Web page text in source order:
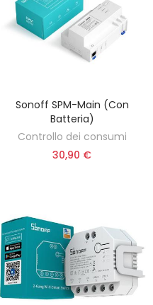
AGGIUNGI AL CARRELLO
Sonoff SPM-Main (con
Batteria)
Controllo dei consumi
30,90 €